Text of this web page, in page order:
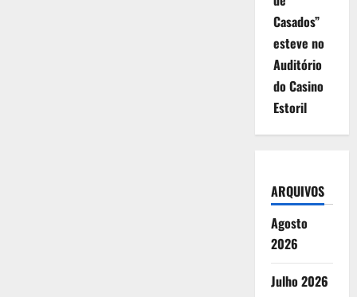
Casados”
esteve no
Auditório
do Casino
Estoril
ARQUIVOS
Agosto
2026
Julho 2026